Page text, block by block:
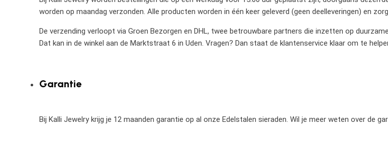
worden op maandag verzonden. Alle producten worden in één keer geleverd (geen deelleveringen) en
De verzending verloopt via Groen Bezorgen en DHL, twee betrouwbare partners die inzetten op
Dat kan in de winkel aan de Marktstraat 6 in Uden. Vragen? Dan staat de klantenservice klaar om te
Garantie
Bij Kalli Jewelry krijg je 12 maanden garantie op al onze Edelstalen sieraden. Wil je meer weten over de